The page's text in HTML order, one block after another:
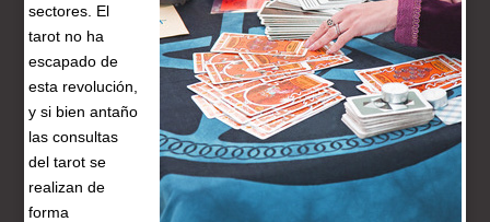
sectores. El
tarot no ha
escapado de
esta revolución,
y si bien antaño
las consultas
del tarot se
realizan de
forma